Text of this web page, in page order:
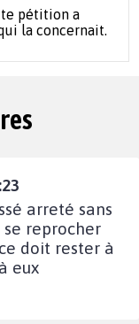
pétition a
la concernait.
arreté sans
se reprocher
doit rester à
eux